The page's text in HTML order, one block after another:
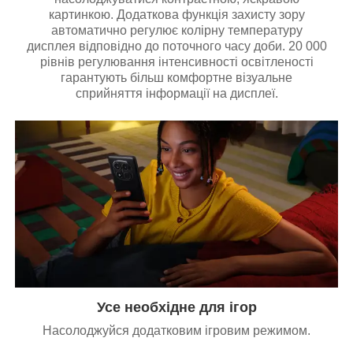
картинкою. Додаткова функція захисту зору
автоматично регулює колірну температуру
дисплея відповідно до поточного часу доби. 20 000
рівнів регулювання інтенсивності освітленості
гарантують більш комфортне візуальне
сприйняття інформації на дисплеї.
Усе необхідне для ігор
Насолоджуйся додатковим ігровим режимом.